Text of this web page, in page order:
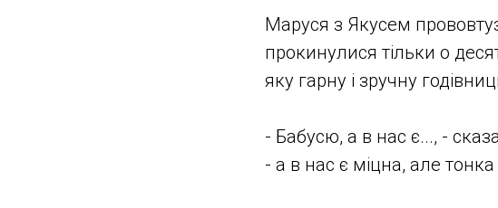
Маруся з Якусем
прокинулися тільки о
яку гарну і зручну
- Бабусю, а в нас є..., -
- а в нас є міцна, але